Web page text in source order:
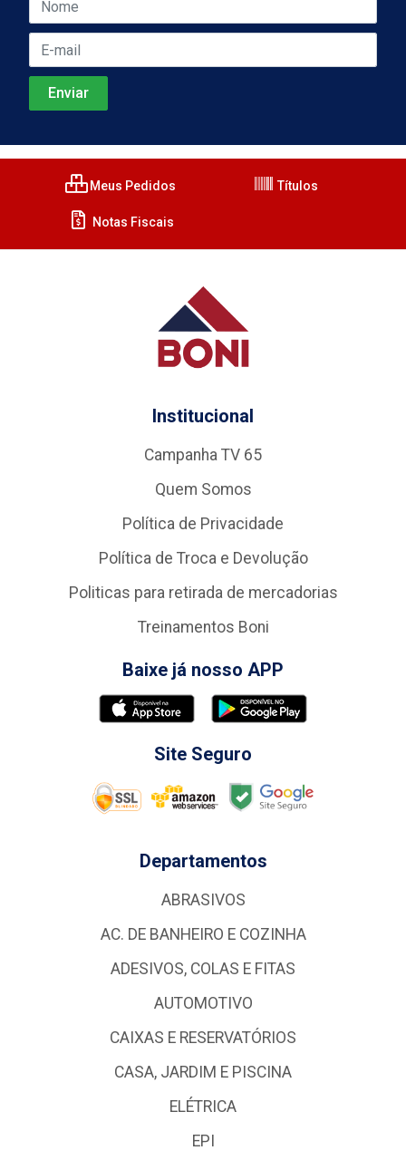
Meus Pedidos Títulos
Notas Fiscais
Institucional
Campanha TV 65
Quem Somos
Política de Privacidade
Política de Troca e Devolução
Politicas para retirada de mercadorias
Treinamentos Boni
Baixe já nosso APP
Site Seguro
Departamentos
ABRASIVOS
AC. DE BANHEIRO E COZINHA
ADESIVOS, COLAS E FITAS
AUTOMOTIVO
CAIXAS E RESERVATÓRIOS
CASA, JARDIM E PISCINA
ELÉTRICA
EPI